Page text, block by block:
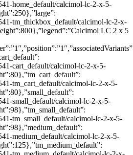
home_default/calcimol-lc-2-x-5-
tm_thickbox_default/calcimol-lc-2-x-
LC 2 x 5
cart_default/calcimol-lc-2-x-5-
tm_cart_default/calcimol-lc-2-x-5-
small_default/calcimol-lc-2-x-5-
tm_small_default/calcimol-lc-2-x-5-
medium_default/calcimol-lc-2-x-5-